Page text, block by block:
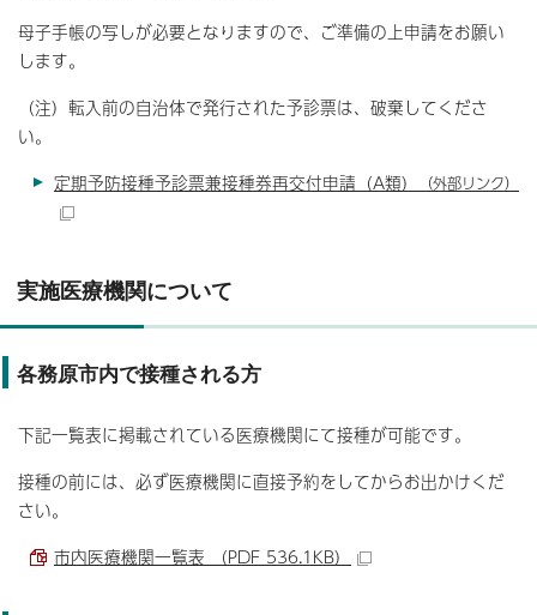
母子手帳の写しが必要となりますので、ご準備の上申請をお願い
します。
（注）転入前の自治体で発行された予診票は、破棄してくださ
い。
定期予防接種予診票兼接種券再交付申請（A類）
（外部リンク）
実施医療機関について
各務原市内で接種される方
下記一覧表に掲載されている医療機関にて接種が可能です。
接種の前には、必ず医療機関に直接予約をしてからお出かけくだ
さい。
市内医療機関一覧表 （PDF 536.1KB）